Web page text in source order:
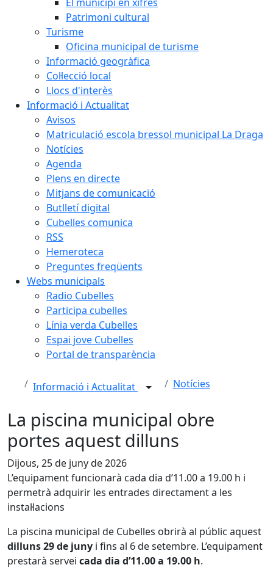
Patrimoni cultural
Turisme
Oficina municipal de turisme
Informació geogràfica
Col·lecció local
Llocs d'interès
Informació i Actualitat
Avisos
Matriculació escola bressol municipal La Draga
Notícies
Agenda
Plens en directe
Mitjans de comunicació
Butlletí digital
Cubelles comunica
RSS
Hemeroteca
Preguntes freqüents
Webs municipals
Radio Cubelles
Participa cubelles
Línia verda Cubelles
Espai jove Cubelles
Portal de transparència
Informació i Actualitat Notícies
La piscina municipal obre
portes aquest dilluns
Dijous, 25 de juny de 2026
L’equipament funcionarà cada dia d’11.00 a 19.00 h i
permetrà adquirir les entrades directament a les
instal·lacions
La piscina municipal de Cubelles obrirà al públic aquest
dilluns 29 de juny i fins al 6 de setembre. L’equipament
prestarà servei cada dia d’11.00 a 19.00 h.